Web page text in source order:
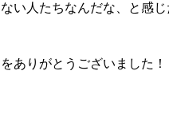
い人たちなんだな、と感じ
ありがとうございました！